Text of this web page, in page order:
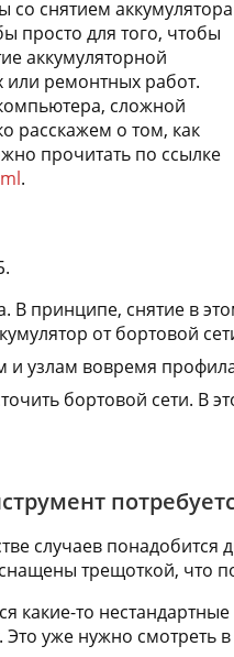
снятием аккумулятора
просто для того, чтобы
аккумуляторной
или ремонтных работ.
сложной
расскажем о том, как
прочитать по ссылке
.
В принципе, снятие в
от бортовой
и узлам вовремя
бортовой сети. В
случаев понадобится
трещоткой, что
какие-то
Это уже нужно смотреть